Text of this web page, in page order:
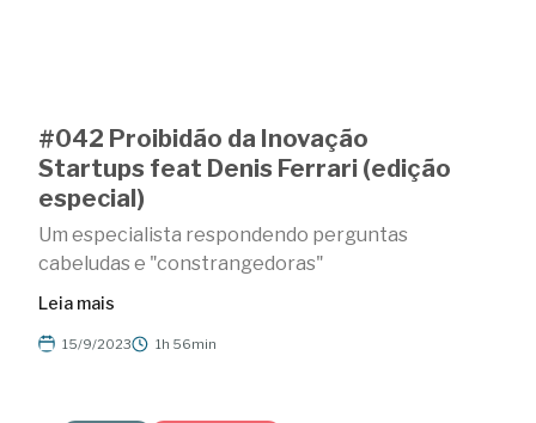
#042 Proibidão da Inovação
Startups feat Denis Ferrari (edição
especial)
Um especialista respondendo perguntas
cabeludas e "constrangedoras"
Leia mais
15/9/2023 1h 56min